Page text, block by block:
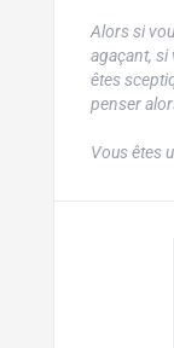
Alors si
agaçant, si
êtes
penser
Vous êtes